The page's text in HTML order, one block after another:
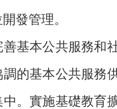
發管理。
本公共服務和
調的基本公共服務
。實施基礎教育